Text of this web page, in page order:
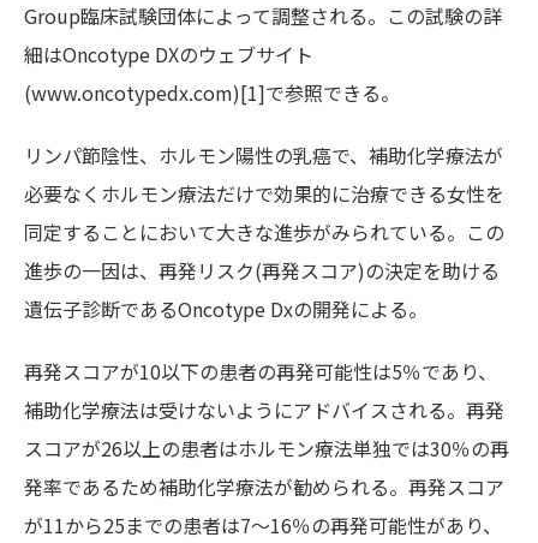
Group臨床試験団体によって調整される。この試験の詳
細はOncotype DXのウェブサイト
(www.oncotypedx.com)[1]で参照できる。
リンパ節陰性、ホルモン陽性の乳癌で、補助化学療法が
必要なくホルモン療法だけで効果的に治療できる女性を
同定することにおいて大きな進歩がみられている。この
進歩の一因は、再発リスク(再発スコア)の決定を助ける
遺伝子診断であるOncotype Dxの開発による。
再発スコアが10以下の患者の再発可能性は5％であり、
補助化学療法は受けないようにアドバイスされる。再発
スコアが26以上の患者はホルモン療法単独では30％の再
発率であるため補助化学療法が勧められる。再発スコア
が11から25までの患者は7～16％の再発可能性があり、